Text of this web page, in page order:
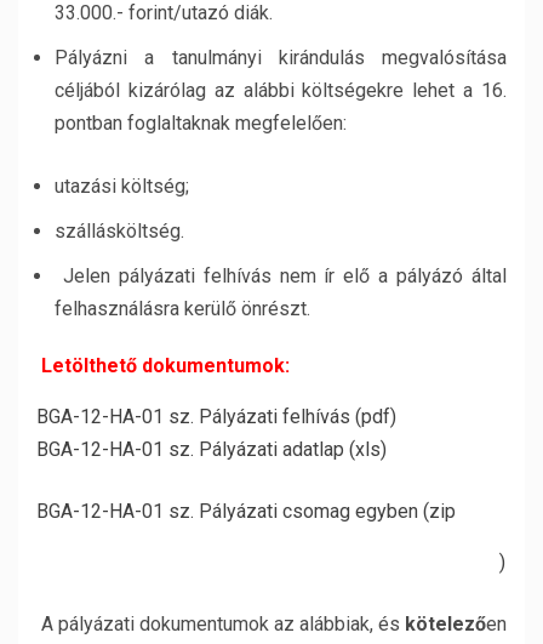
33.000.- forint/utazó diák.
Pályázni a tanulmányi kirándulás megvalósítása
céljából kizárólag az alábbi költségekre lehet a 16.
pontban foglaltaknak megfelelően:
utazási költség;
szállásköltség.
Jelen pályázati felhívás nem ír elő a pályázó által
felhasználásra kerülő önrészt.
Letölthető dokumentumok:
BGA-12-HA-01 sz. Pályázati felhívás (pdf)
BGA-12-HA-01 sz. Pályázati adatlap (xls)
BGA-12-HA-01 sz. Pályázati csomag egyben (zip
)
A pályázati dokumentumok az alábbiak, és kötelezően